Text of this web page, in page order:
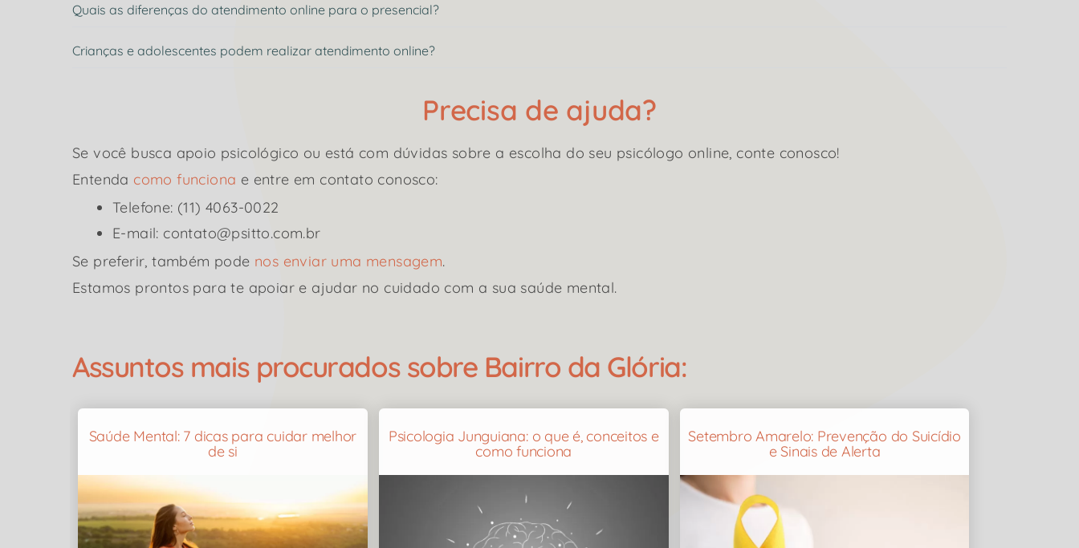
Quais as diferenças do atendimento online para o presencial?
Crianças e adolescentes podem realizar atendimento online?
Precisa de ajuda?
Se você busca apoio psicológico ou está com dúvidas sobre a escolha do seu psicólogo online, conte conosco!
Entenda como funciona e entre em contato conosco:
Telefone: (11) 4063-0022
E-mail: contato@psitto.com.br
Se preferir, também pode nos enviar uma mensagem.
Estamos prontos para te apoiar e ajudar no cuidado com a sua saúde mental.
Assuntos mais procurados sobre Bairro da Glória:
Saúde Mental: 7 dicas para cuidar melhor
de si
Psicologia Junguiana: o que é, conceitos e
como funciona
Setembro Amarelo: Prevenção do Suicídio
e Sinais de Alerta